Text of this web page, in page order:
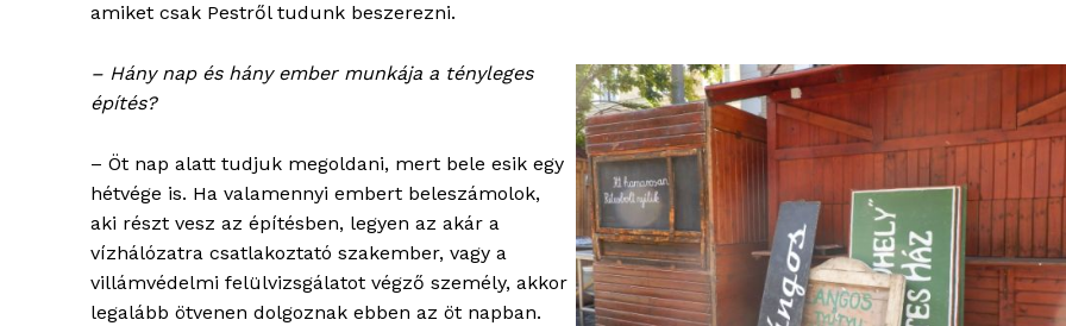
amiket csak Pestről tudunk beszerezni.
– Hány nap és hány ember munkája a tényleges
építés?
– Öt nap alatt tudjuk megoldani, mert bele esik egy
hétvége is. Ha valamennyi embert beleszámolok,
aki részt vesz az építésben, legyen az akár a
vízhálózatra csatlakoztató szakember, vagy a
villámvédelmi felülvizsgálatot végző személy, akkor
legalább ötvenen dolgoznak ebben az öt napban.